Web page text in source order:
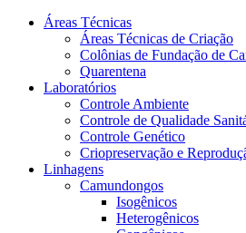
Áreas Técnicas
Áreas Técnicas de Criação
Colônias de Fundação de
Quarentena
Laboratórios
Controle Ambiente
Controle de Qualidade
Controle Genético
Criopreservação e
Linhagens
Camundongos
Isogênicos
Heterogênicos